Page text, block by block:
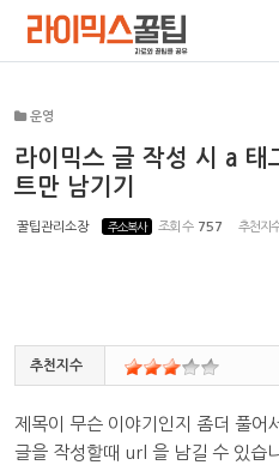
운영
라이믹스 글 작성 시 a 태
트만 남기기
꿀팁관리소장 주소복사 조회 수 757 추천지
추천지수
제목이 무슨 이야기인지 좀더 풀어
글을 작성할때 url 을 남길 수 있습
Sketchbook5,
Sketchbook5,